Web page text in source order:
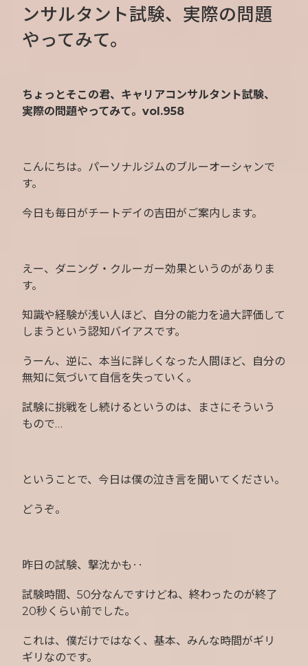
ンサルタント試験、実際の問題
やってみて。
ちょっとそこの君、キャリアコンサルタント試験、
実際の問題やってみて。vol.958
こんにちは。パーソナルジムのブルーオーシャンで
す。
今日も毎日がチートデイの吉田がご案内します。
えー、ダニング・クルーガー効果というのがありま
す。
知識や経験が浅い人ほど、自分の能力を過大評価して
しまうという認知バイアスです。
うーん、逆に、本当に詳しくなった人間ほど、自分の
無知に気づいて自信を失っていく。
試験に挑戦をし続けるというのは、まさにそういう
もので…
ということで、今日は僕の泣き言を聞いてください。
どうぞ。
昨日の試験、撃沈かも‥
試験時間、50分なんですけどね、終わったのが終了
20秒くらい前でした。
これは、僕だけではなく、基本、みんな時間がギリ
ギリなのです。